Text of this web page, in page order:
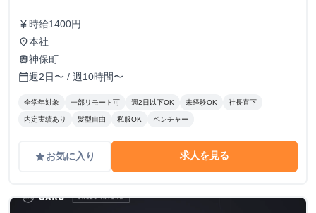
currency_yen 時給1400円
place本社
train神保町
calendar_today週2日〜 / 週10時間〜
全学年対象 一部リモート可 週2日以下OK 未経験OK 社長直下
内定実績あり 髪型自由 私服OK ベンチャー
gradeお気に入り 求人を見る